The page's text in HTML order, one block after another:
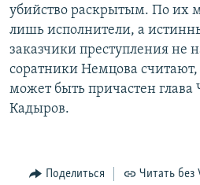
убийство раскрытым. По их
лишь исполнители, а
заказчики преступления не
соратники Немцова считают,
может быть причастен
Кадыров.
Поделиться Читать без